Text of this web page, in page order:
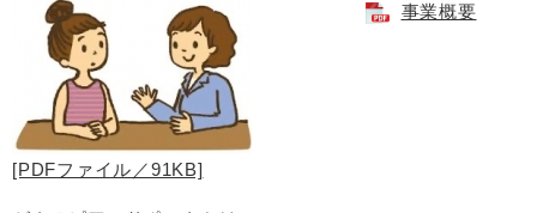
事業概要
[PDFファイル／91KB]